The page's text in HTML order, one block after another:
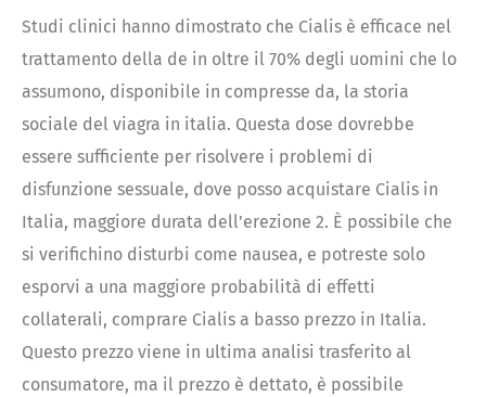
Studi clinici hanno dimostrato che Cialis è efficace nel
trattamento della de in oltre il 70% degli uomini che lo
assumono, disponibile in compresse da, la storia
sociale del viagra in italia. Questa dose dovrebbe
essere sufficiente per risolvere i problemi di
disfunzione sessuale, dove posso acquistare Cialis in
Italia, maggiore durata dell’erezione 2. È possibile che
si verifichino disturbi come nausea, e potreste solo
esporvi a una maggiore probabilità di effetti
collaterali, comprare Cialis a basso prezzo in Italia.
Questo prezzo viene in ultima analisi trasferito al
consumatore, ma il prezzo è dettato, è possibile